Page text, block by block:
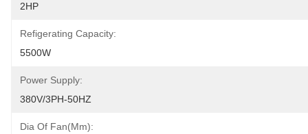
2HP
Refigerating Capacity:
5500W
Power Supply:
380V/3PH-50HZ
Dia Of Fan(mm):